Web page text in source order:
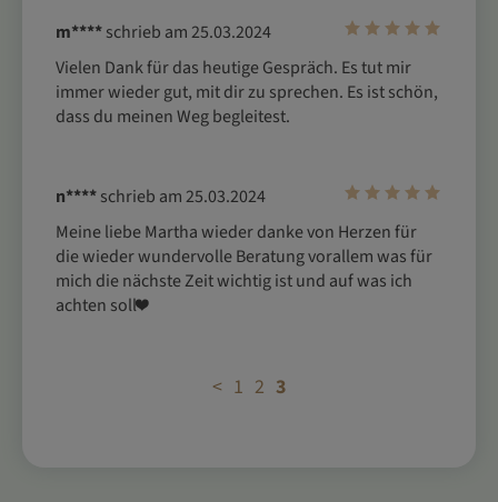
m****schrieb am 25.03.2024
Vielen Dank für das heutige Gespräch. Es tut mir
immer wieder gut, mit dir zu sprechen. Es ist schön,
dass du meinen Weg begleitest.
n****schrieb am 25.03.2024
Meine liebe Martha wieder danke von Herzen für
die wieder wundervolle Beratung vorallem was für
mich die nächste Zeit wichtig ist und auf was ich
achten soll❤️
< 1 2 3